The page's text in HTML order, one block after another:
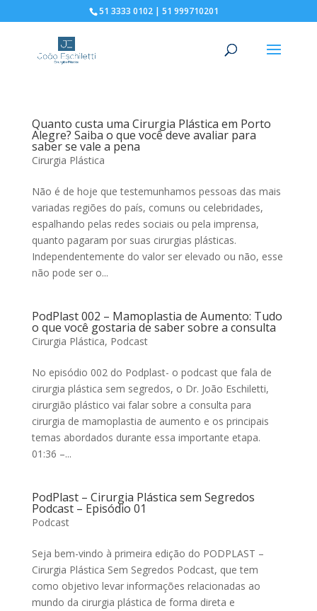
51 3333 0102 | 51 999710201
Quanto custa uma Cirurgia Plástica em Porto
Alegre? Saiba o que você deve avaliar para
saber se vale a pena
Cirurgia Plástica
Não é de hoje que testemunhamos pessoas das mais
variadas regiões do país, comuns ou celebridades,
espalhando pelas redes sociais ou pela imprensa,
quanto pagaram por suas cirurgias plásticas.
Independentemente do valor ser elevado ou não, esse
não pode ser o...
PodPlast 002 – Mamoplastia de Aumento: Tudo
o que você gostaria de saber sobre a consulta
Cirurgia Plástica, Podcast
No episódio 002 do Podplast- o podcast que fala de
cirurgia plástica sem segredos, o Dr. João Eschiletti,
cirurgião plástico vai falar sobre a consulta para
cirurgia de mamoplastia de aumento e os principais
temas abordados durante essa importante etapa.
01:36 –...
PodPlast – Cirurgia Plástica sem Segredos
Podcast – Episódio 01
Podcast
Seja bem-vindo à primeira edição do PODPLAST –
Cirurgia Plástica Sem Segredos Podcast, que tem
como objetivo levar informações relacionadas ao
mundo da cirurgia plástica de forma direta e